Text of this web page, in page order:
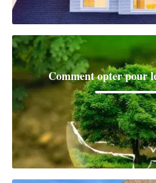
Comment opter pour